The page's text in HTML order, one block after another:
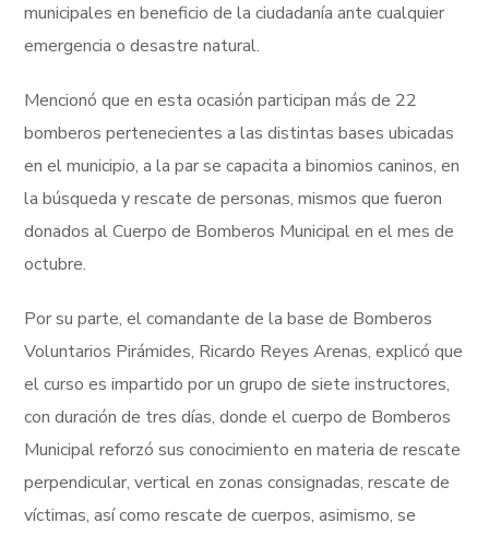
municipales en beneficio de la ciudadanía ante cualquier
emergencia o desastre natural.
Mencionó que en esta ocasión participan más de 22
bomberos pertenecientes a las distintas bases ubicadas
en el municipio, a la par se capacita a binomios caninos, en
la búsqueda y rescate de personas, mismos que fueron
donados al Cuerpo de Bomberos Municipal en el mes de
octubre.
Por su parte, el comandante de la base de Bomberos
Voluntarios Pirámides, Ricardo Reyes Arenas, explicó que
el curso es impartido por un grupo de siete instructores,
con duración de tres días, donde el cuerpo de Bomberos
Municipal reforzó sus conocimiento en materia de rescate
perpendicular, vertical en zonas consignadas, rescate de
víctimas, así como rescate de cuerpos, asimismo, se